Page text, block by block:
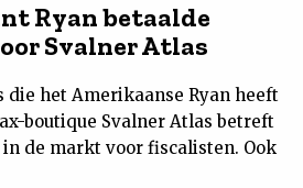
Ryan betaalde
Svalner Atlas
die het Amerikaanse Ryan heeft
boutique Svalner Atlas betreft
de markt voor fiscalisten. Ook